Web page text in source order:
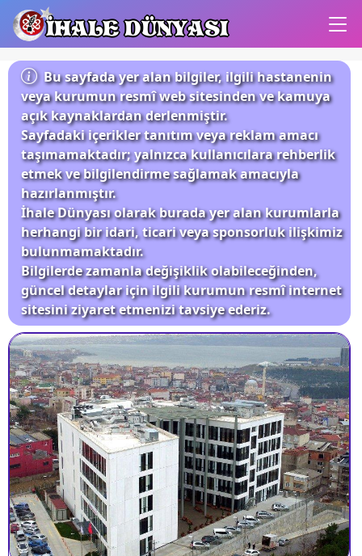
İHALE DÜNYASI
Bu sayfada yer alan bilgiler, ilgili hastanenin
veya kurumun resmî web sitesinden ve kamuya
açık kaynaklardan derlenmiştir.
Sayfadaki içerikler tanıtım veya reklam amacı
taşımamaktadır; yalnızca kullanıcılara rehberlik
etmek ve bilgilendirme sağlamak amacıyla
hazırlanmıştır.
İhale Dünyası olarak burada yer alan kurumlarla
herhangi bir idari, ticari veya sponsorluk ilişkimiz
bulunmamaktadır.
Bilgilerde zamanla değişiklik olabileceğinden,
güncel detaylar için ilgili kurumun resmî internet
sitesini ziyaret etmenizi tavsiye ederiz.